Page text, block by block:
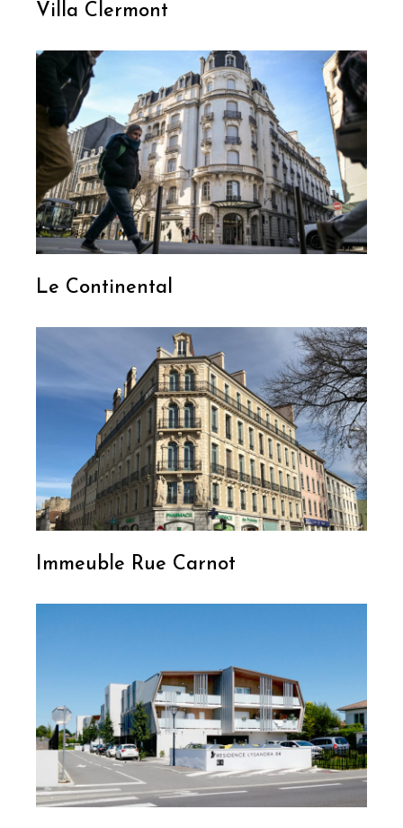
Villa Clermont
Le Continental
Immeuble Rue Carnot